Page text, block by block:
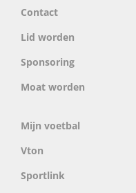
Contact
Lid worden
Sponsoring
Moat worden
Mijn voetbal
Vton
Sportlink